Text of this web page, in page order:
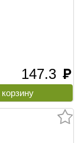
147.3 руб